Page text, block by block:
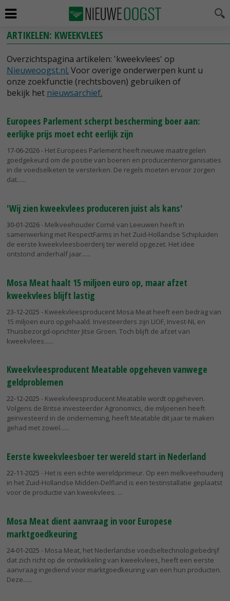
ARTIKELEN: KWEEKVLEES
Overzichtspagina artikelen: 'kweekvlees' op
Nieuweoogst.nl. Voor overige onderwerpen kunt u
onze zoekfunctie (rechtsboven) gebruiken of
bekijk het nieuwsarchief.
Europees Parlement scherpt bescherming boer aan:
eerlijke prijs moet echt eerlijk zijn
17-06-2026- Het Europees Parlement heeft nieuwe maatregelen
goedgekeurd om de positie van boeren en producentenorganisaties
in de voedselketen te versterken. De regels moeten ervoor zorgen
dat...
'Wij zien kweekvlees produceren juist als kans'
30-01-2026- Melkveehouder Corné van Leeuwen heeft in
samenwerking met RespectFarms in het Zuid-Hollandse Schipluiden
de eerste kweekvleesboerderij ter wereld opgezet. Het idee
ontstond anderhalf jaar...
Mosa Meat haalt 15 miljoen euro op, maar afzet
kweekvlees blijft lastig
23-12-2025 - Kweekvleesproducent Mosa Meat heeft een bedrag van
15 miljoen euro opgehaald. Investeerders zijn LIOF, Invest-NL en
Thuisbezorgd-oprichter Jitse Groen. Toch blijft de afzet van
kweekvlees...
Kweekvleesproducent Meatable opgeheven vanwege
geldproblemen
22-12-2025 - Kweekvleesproducent Meatable wordt opgeheven.
Volgens de Britse investeerder Agronomics, die miljoenen heeft
geïnvesteerd in de onderneming, heeft Meatable dit jaar te maken
gehad met zowel...
Eerste kweekvleesboer ter wereld start in Nederland
22-11-2025 - Het is een echte wereldprimeur. Op een melkveehouderij
in het Zuid-Hollandse Midden-Delfland is een testinstallatie geplaatst
voor de productie van kweekvlees.
Mosa Meat dient aanvraag in voor Europese
marktgoedkeuring
24-01-2025 - Mosa Meat, het Nederlandse voedseltechnologiebedrijf
dat zich richt op de ontwikkeling van kweekvlees, heeft een eerste
aanvraag ingediend voor marktgoedkeuring van een hun producten.
Deze...